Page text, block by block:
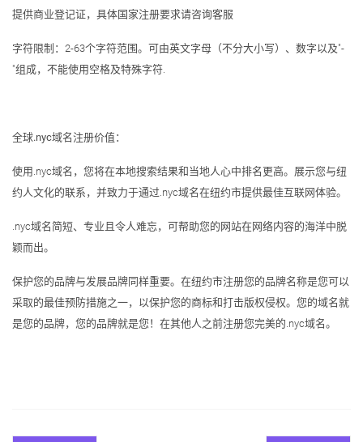
提供商业登记证，具体国家注册要求请咨询客服
字符限制：2-63个字符范围。可由英文字母（不分大小写）、数字以及"-
"组成，不能使用空格及特殊字符.
全球.nyc域名注册价值：
使用.nyc域名，您将在本地搜索结果和当地人心中排名更高。展示您与纽
约人文化的联系，并致力于通过.nyc域名在纽约市提供最佳互联网体验。
.nyc域名简短、专业且令人难忘，可帮助您的网站在网络内容的海洋中脱
颖而出。
保护您的品牌与发展品牌同样重要。在纽约市注册您的品牌名称是您可以
采取的最佳预防措施之一，以保护您的商标和打击版权侵权。您的域名就
是您的品牌，您的品牌就是您！在其他人之前注册您完美的.nyc域名。